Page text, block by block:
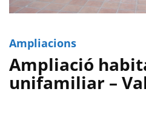
Ampliacions
Ampliació
unifamiliar –